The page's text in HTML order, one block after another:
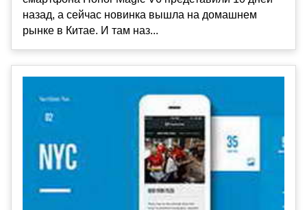
назад, а сейчас новинка вышла на домашнем
рынке в Китае. И там наз...